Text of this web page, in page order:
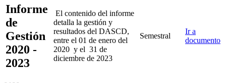
Informe
de
Gestión
2020 -
2023
El contenido del informe
detalla la gestión y
resultados del DASCD,
entre el 01 de enero del
2020 y el 31 de
diciembre de 2023
Semestral
Ir a
documento